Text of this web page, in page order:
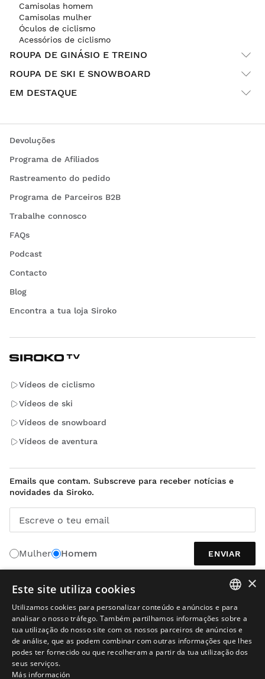
Camisolas homem
Camisolas mulher
Óculos de ciclismo
Acessórios de ciclismo
ROUPA DE GINÁSIO E TREINO
ROUPA DE SKI E SNOWBOARD
EM DESTAQUE
Devoluções
Programa de Afiliados
Rastreamento do pedido
Programa de Parceiros B2B
Trabalhe connosco
FAQs
Podcast
Contacto
Blog
Encontra a tua loja Siroko
Vídeos de ciclismo
Vídeos de ski
Vídeos de snowboard
Vídeos de aventura
Emails que contam. Subscreve para receber notícias e
novidades da Siroko.
Escreve o teu email
Mulher Homem ENVIAR
SPANISH
ENGLISH
GREEK
×
Este site utiliza cookies
Utilizamos cookies para personalizar conteúdo e anúncios e para
analisar o nosso tráfego. Também partilhamos informações sobre a
tua utilização do nosso site com os nossos parceiros de anúncios e
de análise, que as podem combinar com outras informações que lhes
podes ter fornecido ou que recolheram a partir da tua utilização dos
seus serviços.
Más información